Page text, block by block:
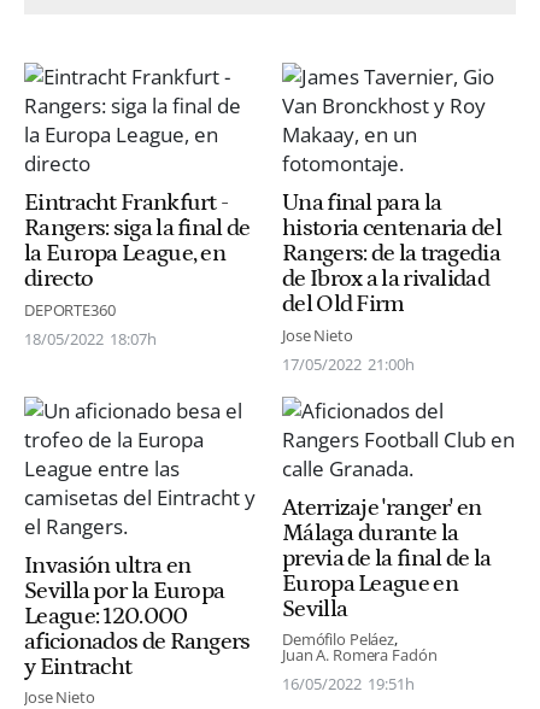
Eintracht Frankfurt -
Rangers: siga la final de
la Europa League, en
directo
DEPORTE360
18/05/2022 18:07h
Una final para la
historia centenaria del
Rangers: de la tragedia
de Ibrox a la rivalidad
del Old Firm
Jose Nieto
17/05/2022 21:00h
Invasión ultra en
Sevilla por la Europa
League: 120.000
aficionados de Rangers
y Eintracht
Jose Nieto
Aterrizaje 'ranger' en
Málaga durante la
previa de la final de la
Europa League en
Sevilla
Demófilo Peláez
Juan A. Romera Fadón
16/05/2022 19:51h